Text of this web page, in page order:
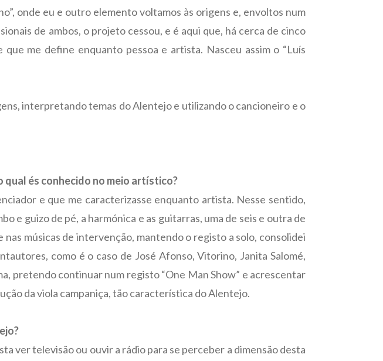
onde eu e outro elemento voltamos às origens e, envoltos num
de ambos, o projeto cessou, e é aqui que, há cerca de cinco
me define enquanto pessoa e artista. Nasceu assim o “Luís
interpretando temas do Alentejo e utilizando o cancioneiro e o
qual és conhecido no meio artístico?
e que me caracterizasse enquanto artista. Nesse sentido,
e guizo de pé, a harmónica e as guitarras, uma de seis e outra de
músicas de intervenção, mantendo o registo a solo, consolidei
como é o caso de José Afonso, Vitorino, Janita Salomé,
pretendo continuar num registo “One Man Show” e acrescentar
da viola campaniça, tão característica do Alentejo.
ver televisão ou ouvir a rádio para se perceber a dimensão desta